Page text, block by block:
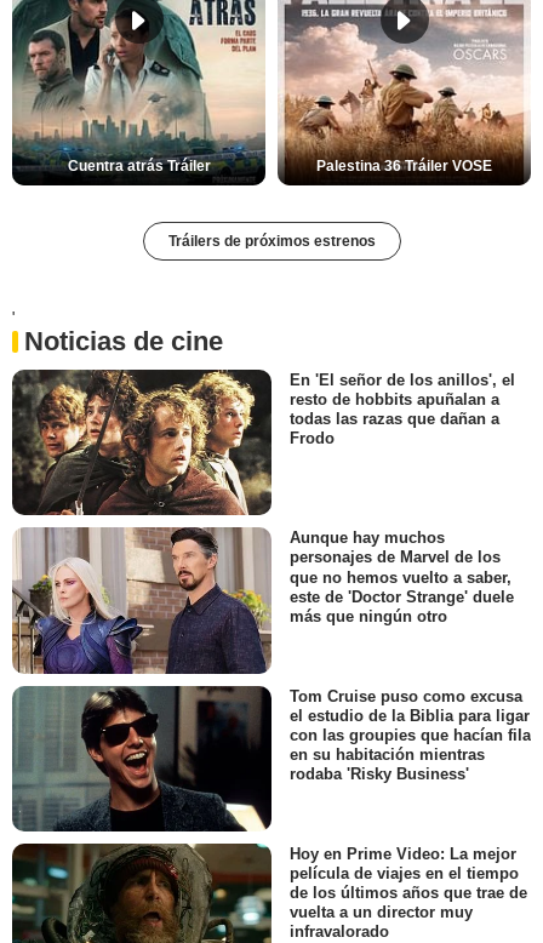
Cuentra atrás Tráiler Palestina 36 Tráiler VOSE
Tráilers de próximos estrenos
'
Noticias de cine
En 'El señor de los anillos', el
resto de hobbits apuñalan a
todas las razas que dañan a
Frodo
Aunque hay muchos
personajes de Marvel de los
que no hemos vuelto a saber,
este de 'Doctor Strange' duele
más que ningún otro
Tom Cruise puso como excusa
el estudio de la Biblia para ligar
con las groupies que hacían fila
en su habitación mientras
rodaba 'Risky Business'
Hoy en Prime Video: La mejor
película de viajes en el tiempo
de los últimos años que trae de
vuelta a un director muy
infravalorado